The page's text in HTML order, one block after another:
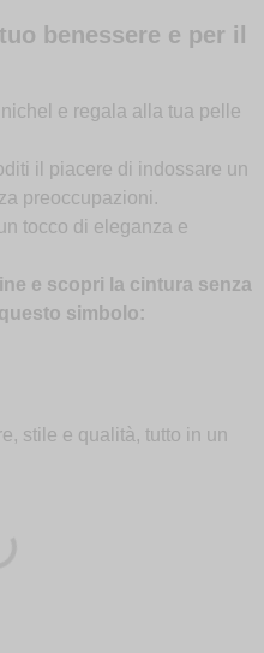
benessere e per il
e regala alla tua pelle
il piacere di indossare un
preoccupazioni.
tocco di eleganza e
e scopri la cintura senza
simbolo:
stile e qualità, tutto in un